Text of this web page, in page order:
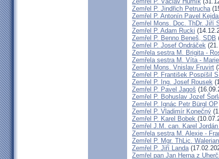
Zemřel P. Jindřich Petrucha
Zemřel P. Antonín Pavel
Zemřel Mons. Doc. ThDr. Jiří
Zemřel P. Adam Rucki
Zemřel P. Benno Beneš, SDB
Zemřel P. Josef Ondráček
Zemřela sestra M. Brigita -
Zemřela sestra M. Víta -
Zemřel Mons. Vnislav Fruvirt
Zemřel P. František Pospíšil
Zemřel P. Ing. Josef Rousek
Zemřel P. Pavel Jagoš
Zemřel P. Bohuslav Jozef
Zemřel P. Ignác Petr Bürgl OP
Zemřel P. Vladimír Konečný
Zemřel P. Karel Bobek
Zemřel J.M. can. Karel
Zemřela sestra M. Alexie -
Zemřel P. Mgr. ThLic.
Zemřel P. Jiří Landa
Zemřel pan Jan Herna z